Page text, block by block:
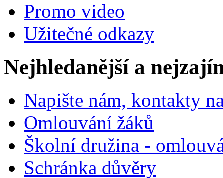
Promo video
Užitečné odkazy
Nejhledanější a
Napište nám, kontakty
Omlouvání žáků
Školní družina -
Schránka důvěry